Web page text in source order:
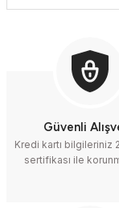
Güvenli
Kredi kartı bilgileriniz
sertifikası ile